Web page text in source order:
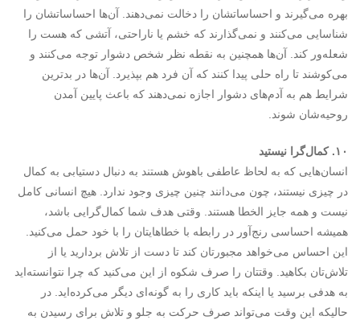
بهره می‌گیرند و احساساتشان را دخالت نمی‌دهند. آن‌ها احساساتشان را
شناسایی می‌کنند و نمی‌گذارند که خشم یا ناراحتی، آتشی که هست را
شعله‌ور کند. آن‌ها همچنین به نقطه نظر شخص دشوار توجه می‌کنند و
می‌کوشند تا راه حلی پیدا کنند که آن فرد هم بپذیرد. آن‌ها در بدترین
شرایط هم به آدم‌های دشوار اجازه نمی‌دهند که باعث پایین آمدن
روحیه‌شان شوند.
۱۰. کمال‌گرا نیستید
انسان‌هایی که به لحاظ عاطفی باهوش هستند به دنبال دستیابی به کمال
در چیزی نیستند، چون می‌دانند چنین چیزی وجود ندارد. هیچ انسانی کامل
نیست و همه جایز الخطا هستند. وقتی هدف شما کمال‌گرایی باشد،
همیشه احساسی رنج‌آور در رابطه با خطاهایتان را با خود حمل می‌کنید.
این احساس می‌خواهد مجبورتان کند تا دست از تلاش بردارید یا از
تلاش‌تان بکاهید. وقتتان را صرف شکوه از این می‌کنید که چرا نتوانسته‌اید
به هدفی برسید یا اینکه باید کاری را به گونه‌ای دیگر می‌کرده‌اید. در
حالیکه این وقت می‌تواند صرف حرکت به جلو و تلاش برای رسیدن به